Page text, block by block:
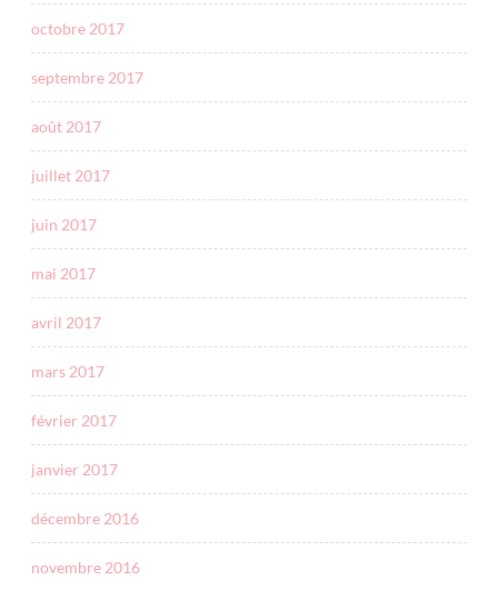
octobre 2017
septembre 2017
août 2017
juillet 2017
juin 2017
mai 2017
avril 2017
mars 2017
février 2017
janvier 2017
décembre 2016
novembre 2016